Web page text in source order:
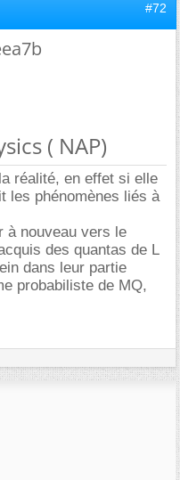
#72
( NAP)
réalité, en effet si elle
les phénomènes liés à
à nouveau vers le
des quantas de L
dans leur partie
probabiliste de MQ,